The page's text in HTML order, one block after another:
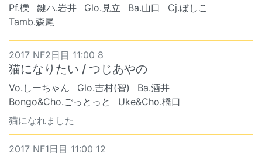
Pf.櫟
鍵ハ.岩井 Glo.見立 Ba.山口
Cj.ぼしこ
Tamb.森尾
2017 NF2日目 11:00 8
猫になりたい / つじあやの
Vo.しーちゃん Glo.吉村(智)
Ba.酒井
Bongo&Cho.ごっとっと
Uke&Cho.橋口
猫になれました
2017 NF1日目 11:00 12